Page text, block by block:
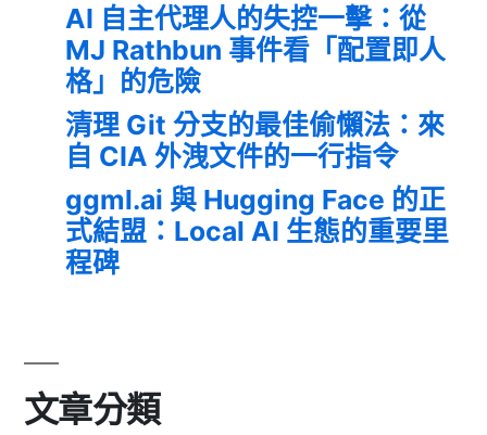
AI 自主代理人的失控一擊：從
MJ Rathbun 事件看「配置即人
格」的危險
清理 Git 分支的最佳偷懶法：來
自 CIA 外洩文件的一行指令
ggml.ai 與 Hugging Face 的正
式結盟：Local AI 生態的重要里
程碑
文章分類